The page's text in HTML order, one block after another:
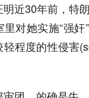
近30年前，特
对她实施“强奸
程度的性侵害